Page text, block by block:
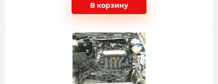
В корзину